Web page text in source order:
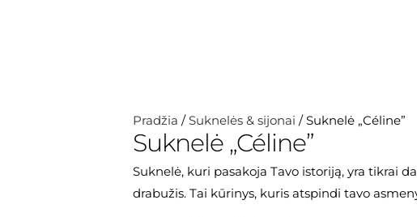
Pradžia /Suknelės & sijonai / Suknelė „Céline”
Suknelė „Céline”
Suknelė, kuri pasakoja Tavo istoriją, yra tikrai
drabužis. Tai kūrinys, kuris atspindi tavo